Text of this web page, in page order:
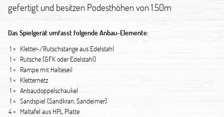
gefertigt und besitzen Podesthöhen von 1.50m
Das Spielgerät umfasst folgende Anbau-Elemente:
1 × Kletter-/Rutschstange aus Edelstahl
1 × Rutsche (GFK oder Edelstahl)
1 × Rampe mit Halteseil
1 × Kletternetz
1 × Anbaudoppelschaukel
1 × Sandspiel (Sandkran, Sandeimer)
4 × Maltafel aus HPL Platte